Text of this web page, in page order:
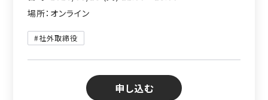
場所：オンライン
#社外取締役
申し込む